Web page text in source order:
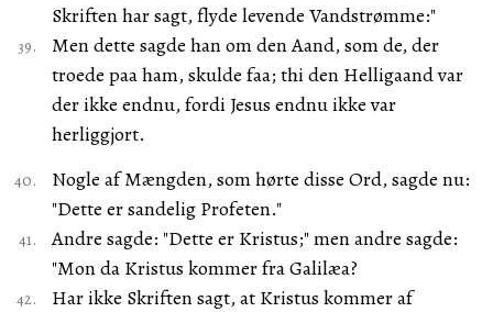
Skriften har sagt, flyde levende Vandstrømme:"
Men dette sagde han om den Aand, som de, der
troede paa ham, skulde faa; thi den Helligaand var
der ikke endnu, fordi Jesus endnu ikke var
herliggjort.
Nogle af Mængden, som hørte disse Ord, sagde nu:
"Dette er sandelig Profeten."
Andre sagde: "Dette er Kristus;" men andre sagde:
"Mon da Kristus kommer fra Galilæa?
Har ikke Skriften sagt, at Kristus kommer af